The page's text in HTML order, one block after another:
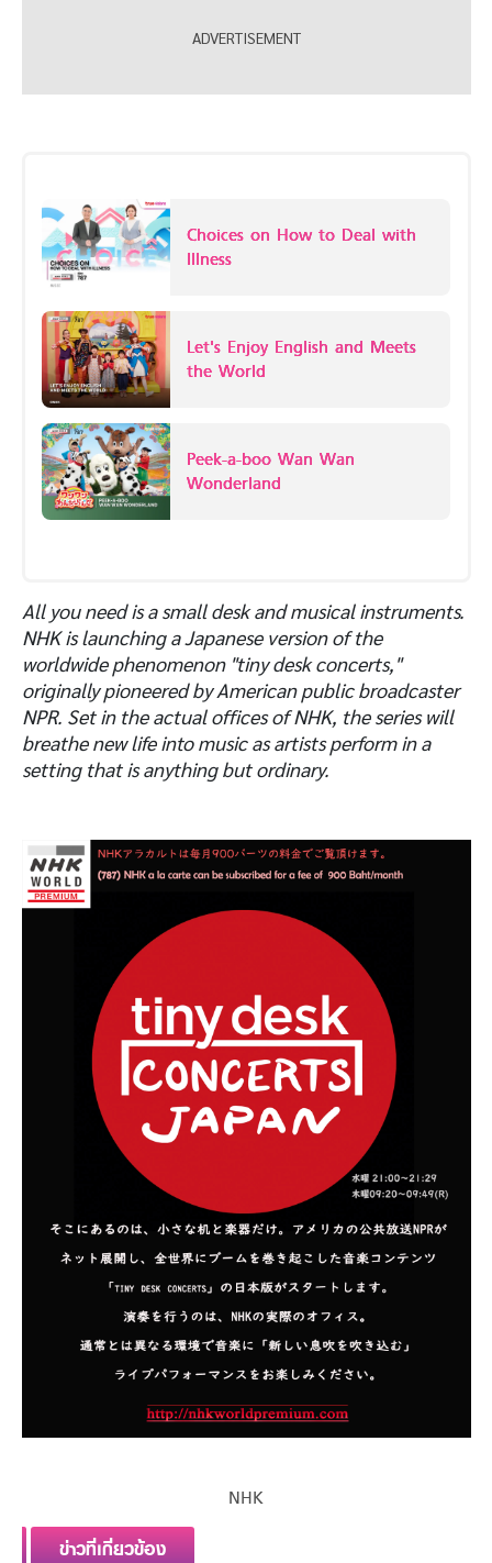
Choices on How to Deal with
Illness
Let's Enjoy English and Meets
the World
Peek-a-boo Wan Wan
Wonderland
All you need is a small desk and musical instruments.
NHK is launching a Japanese version of the
worldwide phenomenon "tiny desk concerts,"
originally pioneered by American public broadcaster
NPR. Set in the actual offices of NHK, the series will
breathe new life into music as artists perform in a
setting that is anything but ordinary.
NHK
ข่าวที่เกี่ยวข้อง